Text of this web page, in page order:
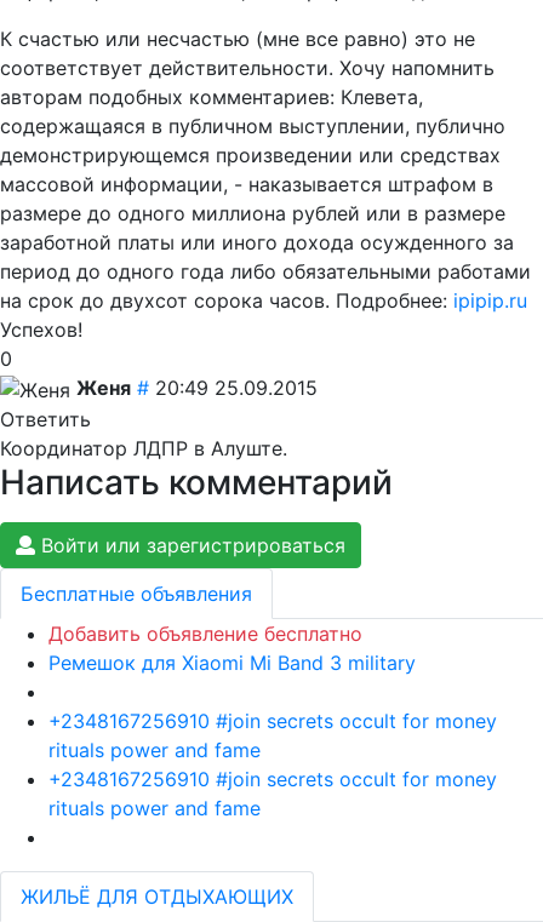
К счастью или несчастью (мне все равно) это не
соответствует действительности. Хочу напомнить
авторам подобных комментариев: Клевета,
содержащаяся в публичном выступлении, публично
демонстрирующемся произведении или средствах
массовой информации, - наказывается штрафом в
размере до одного миллиона рублей или в размере
заработной платы или иного дохода осужденного за
период до одного года либо обязательными работами
на срок до двухсот сорока часов. Подробнее: ipipip.ru
Успехов!
0
Женя # 20:49 25.09.2015
Ответить
Координатор ЛДПР в Алуште.
Написать комментарий
Войти или зарегистрироваться
Бесплатные объявления
Добавить объявление бесплатно
Ремешок для Xiaomi Mi Band 3 military
+2348167256910 #join secrets occult for money
rituals power and fame
+2348167256910 #join secrets occult for money
rituals power and fame
ЖИЛЬЁ ДЛЯ ОТДЫХАЮЩИХ